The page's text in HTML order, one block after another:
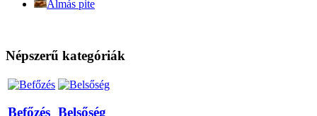
Almás pite
Népszerű kategóriák
Befőzés Belsőség